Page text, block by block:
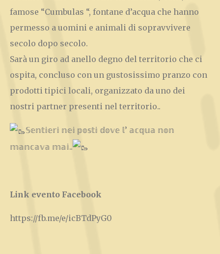
famose “Cumbulas “, fontane d’acqua che hanno
permesso a uomini e animali di sopravvivere
secolo dopo secolo.
Sarà un giro ad anello degno del territorio che ci
ospita, concluso con un gustosissimo pranzo con
prodotti tipici locali, organizzato da uno dei
nostri partner presenti nel territorio..
𝕊𝕖𝕟𝕥𝕚𝕖𝕣𝕚 𝕟𝕖𝕚 𝕡𝕠𝕤𝕥𝕚 𝕕𝕠𝕧𝕖 𝕝’ 𝕒𝕔𝕢𝕦𝕒 𝕟𝕠𝕟
𝕞𝕒𝕟𝕔𝕒𝕧𝕒 𝕞𝕒𝕚..
Link evento Facebook
https://fb.me/e/icBTdPyG0